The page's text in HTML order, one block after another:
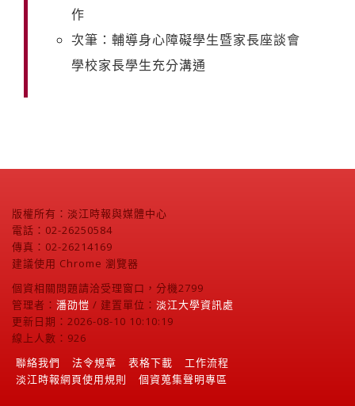
作
次筆：輔導身心障礙學生暨家長座談會
學校家長學生充分溝通
版權所有：淡江時報與媒體中心
電話：02-26250584
傳真：02-26214169
建議使用 Chrome 瀏覽器
個資相關問題請洽受理窗口，分機2799
管理者： 潘劭愷 / 建置單位： 淡江大學資訊處
更新日期：2026-08-10 10:10:19
線上人數：926
聯絡我們
法令規章 表格下載
工作流程
淡江時報網頁使用規則
個資蒐集聲明專區